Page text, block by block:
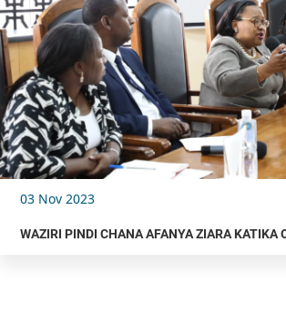
03 Nov 2023
WAZIRI PINDI CHANA AFANYA ZIARA KATIKA